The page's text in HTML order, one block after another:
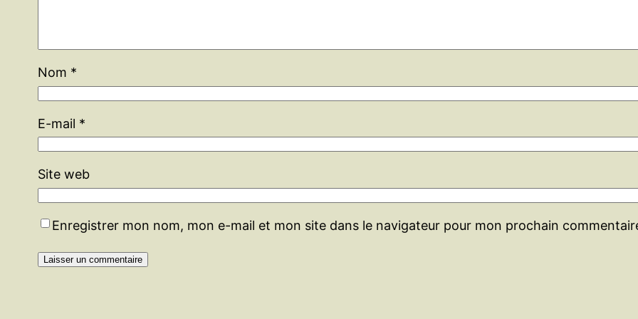
Nom *
E-mail *
Site web
Enregistrer mon nom, mon e-mail et mon site dans le navigateur pour mon prochain